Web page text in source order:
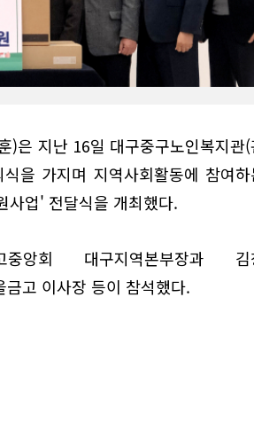
)은 지난 16일 대구중구노인복지관(
을 가지며 지역사회활동에 참여하
사업' 전달식을 개최했다.
앙회 대구지역본부장과 김
고 이사장 등이 참석했다.